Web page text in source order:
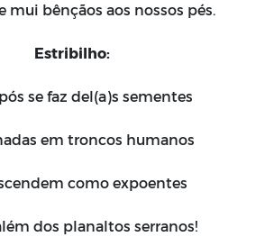
mui bênçãos aos nossos pés.
Estribilho:
se faz del(a)s sementes
em troncos humanos
como expoentes
dos planaltos serranos!